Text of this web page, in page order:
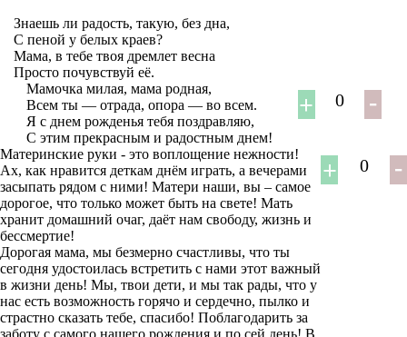
Знаешь ли радость, такую, без дна,
С пеной у белых краев?
Мама, в тебе твоя дремлет весна
Просто почувствуй её.
Мамочка милая, мама родная,
Всем ты — отрада, опора — во всем.
Я с днем рожденья тебя поздравляю,
С этим прекрасным и радостным днем!
0
Материнские руки - это воплощение нежности!
Ах, как нравится деткам днём играть, а вечерами
засыпать рядом с ними! Матери наши, вы – самое
дорогое, что только может быть на свете! Мать
хранит домашний очаг, даёт нам свободу, жизнь и
бессмертие!
Дорогая мама, мы безмерно счастливы, что ты
сегодня удостоилась встретить с нами этот важный
в жизни день! Мы, твои дети, и мы так рады, что у
нас есть возможность горячо и сердечно, пылко и
страстно сказать тебе, спасибо! Поблагодарить за
заботу с самого нашего рождения и по сей день! В
0